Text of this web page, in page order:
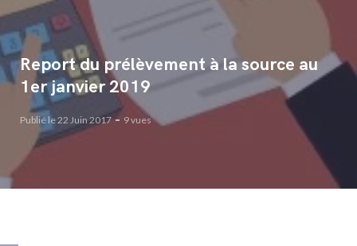
Report du prélèvement à la source au
1er janvier 2019
Publié le 22 Juin 2017 9 vues